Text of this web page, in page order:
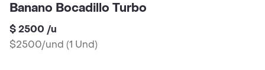
Banano Bocadillo Turbo
$ 2500 /u
$2500/und (1 Und)